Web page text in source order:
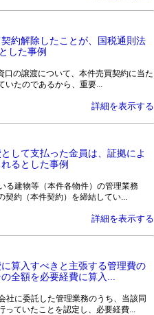
約解除したことが、国税通則法
した事例
の譲渡について、本件売買契約に当た
いたのであるから、重要...
詳細を表示する
して支払った金員は、証拠によ
るとした事例
建物等（本件各物件）の管理業務
契約（本件契約）を締結してい...
詳細を表示する
算入すべきと主張する管理費の
全額を必要経費に算入...
に委託した管理業務のうち、当該同
っていたことを認定し、必要経費...